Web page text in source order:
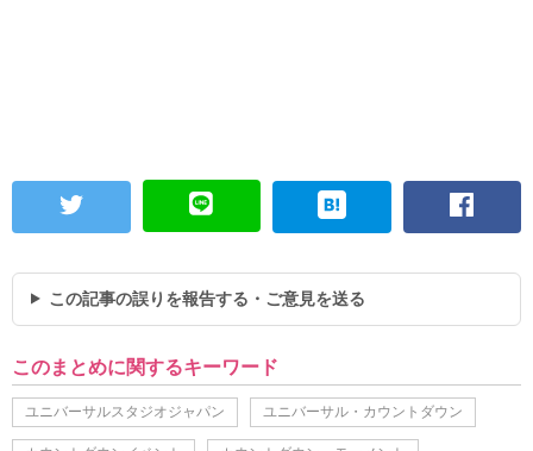
この記事の誤りを報告する・ご意見を送る
このまとめに関するキーワード
ユニバーサルスタジオジャパン ユニバーサル・カウントダウン